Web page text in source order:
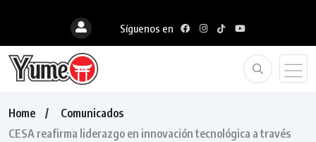
Síguenos en
Home
Comunicados
CESA reafirma liderazgo en innovación tecnológica a través